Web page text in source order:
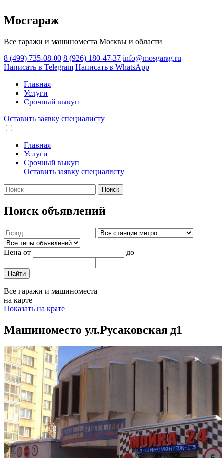
Мосгараж
Все гаражи и машиноместа Москвы и области
8 (499) 735-08-00 8 (926) 180-47-37 info@mosgarag.ru
Написать в Telegram Написать в WhatsApp
Главная
Услуги
Срочный выкуп
Оставить заявку специалисту
Главная
Услуги
Срочный выкуп
Оставить заявку специалисту
Поиск
Поиск объявлений
Цена от до
Найти
Все гаражи и машиноместа
на карте
Показать на крате
Машиноместо ул.Русаковская д1